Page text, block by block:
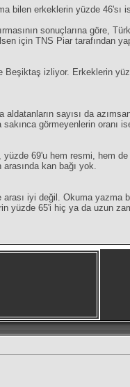
bilen erkeklerin yüzde 46'sı
sonuçlarına göre,
için TNS Piar tarafından
izliyor. Erkeklerin
aldatanların sayısı da
görmeyenlerin oranı
69'u hem resmi, hem
arasında kan bağı yok.
iyi değil. Okuma yazma
yüzde 65'i hiç ya da uzun